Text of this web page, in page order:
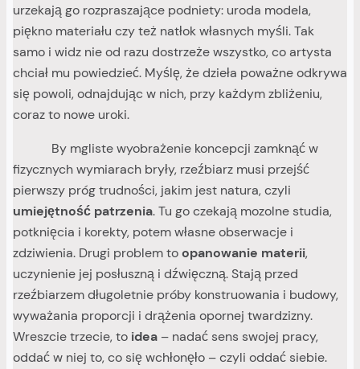
urzekają go rozpraszające podniety: uroda modela,
piękno materiału czy też natłok własnych myśli. Tak
samo i widz nie od razu dostrzeże wszystko, co artysta
chciał mu powiedzieć. Myślę, że dzieła poważne odkrywa
się powoli, odnajdując w nich, przy każdym zbliżeniu,
coraz to nowe uroki.
By mgliste wyobrażenie koncepcji zamknąć w
fizycznych wymiarach bryły, rzeźbiarz musi przejść
pierwszy próg trudności, jakim jest natura, czyli
umiejętność patrzenia. Tu go czekają mozolne studia,
potknięcia i korekty, potem własne obserwacje i
zdziwienia. Drugi problem toopanowanie materii,
uczynienie jej posłuszną i dźwięczną. Stają przed
rzeźbiarzem długoletnie próby konstruowania i budowy,
wyważania proporcji i drążenia opornej twardzizny.
Wreszcie trzecie, to idea – nadać sens swojej pracy,
oddać w niej to, co się wchłonęło – czyli oddać siebie.